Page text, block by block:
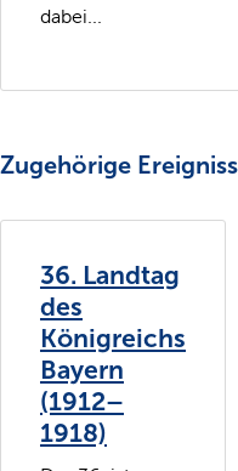
dabei...
Zugehörige
36. Landtag
des
Königreichs
Bayern
(1912–
1918)